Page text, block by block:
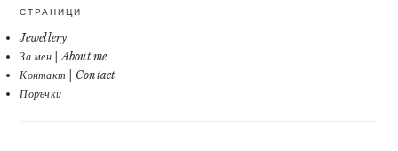
СТРАНИЦИ
Jewellery
За мен | About me
Контакт | Contact
Поръчки